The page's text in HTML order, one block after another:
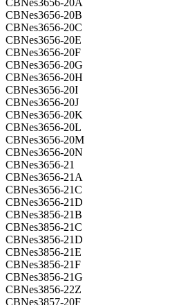
CBNes3656-20B
CBNes3656-20C
CBNes3656-20E
CBNes3656-20F
CBNes3656-20G
CBNes3656-20H
CBNes3656-20I
CBNes3656-20J
CBNes3656-20K
CBNes3656-20L
CBNes3656-20M
CBNes3656-20N
CBNes3656-21
CBNes3656-21A
CBNes3656-21C
CBNes3656-21D
CBNes3856-21B
CBNes3856-21C
CBNes3856-21D
CBNes3856-21E
CBNes3856-21F
CBNes3856-21G
CBNes3856-22Z
CBNes3857-20F